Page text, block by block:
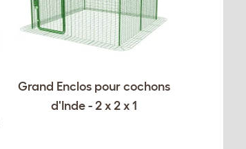
Grand Enclos pour cochons
d'Inde - 2 x 2 x 1